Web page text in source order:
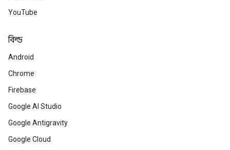
YouTube
বিল্ড
Android
Chrome
Firebase
Google AI Studio
Google Antigravity
Google Cloud